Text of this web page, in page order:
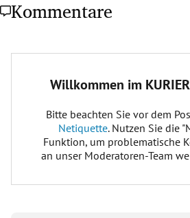
Kommentare